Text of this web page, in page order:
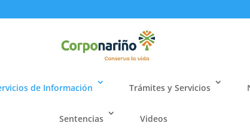
de Información Trámites y Servicios
Sentencias Videos